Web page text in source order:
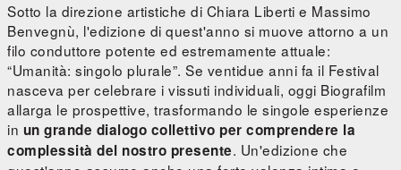
Sotto la direzione artistiche di Chiara Liberti e Massimo
Benvegnù, l'edizione di quest'anno si muove attorno a un
filo conduttore potente ed estremamente attuale:
“Umanità: singolo plurale”. Se ventidue anni fa il Festival
nasceva per celebrare i vissuti individuali, oggi Biografilm
allarga le prospettive, trasformando le singole esperienze
in un grande dialogo collettivo per comprendere la
complessità del nostro presente. Un'edizione che